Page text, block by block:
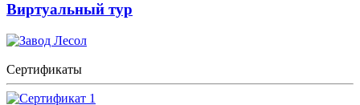
Виртуальный тур
Сертификаты